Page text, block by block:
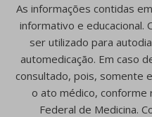
As informações contidas
informativo e educacional.
ser utilizado para
automedicação. Em caso
consultado, pois, somente
o ato médico, conforme
Federal de Medicina.